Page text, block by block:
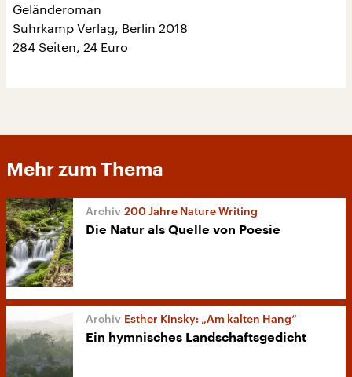
Geländeroman
Suhrkamp Verlag, Berlin 2018
284 Seiten, 24 Euro
Mehr zum Thema
200 Jahre Nature Writing
Die Natur als Quelle von Poesie
Esther Kinsky: „Am kalten Hang“
Ein hymnisches Landschaftsgedicht